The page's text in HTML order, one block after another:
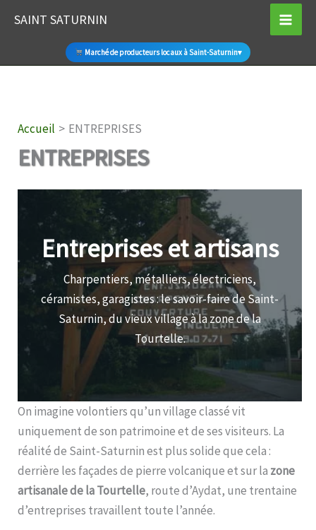
SAINT SATURNIN
Marché de producteurs locaux à Saint-Saturnin▾
Accueil ENTREPRISES
ENTREPRISES
Entreprises et artisans
Charpentiers, métalliers, électriciens,
céramistes, garagistes : le savoir-faire de Saint-
Saturnin, du vieux village à la zone de la
Tourtelle.
On imagine volontiers qu’un village classé vit
uniquement de son patrimoine et de ses visiteurs. La
réalité de Saint-Saturnin est plus solide que cela :
derrière les façades de pierre volcanique et sur la zone
artisanale de la Tourtelle, route d’Aydat, une trentaine
d’entreprises travaillent toute l’année.